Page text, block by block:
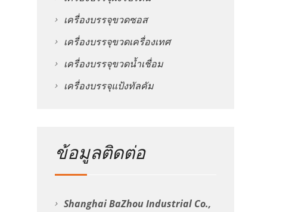
เครื่องบรรจุขวดซอส
เครื่องบรรจุขวดเครื่องเทศ
เครื่องบรรจุขวดน้ำเชื่อม
เครื่องบรรจุแป้งทัลคัม
ข้อมูลติดต่อ
Shanghai BaZhou Industrial Co.,